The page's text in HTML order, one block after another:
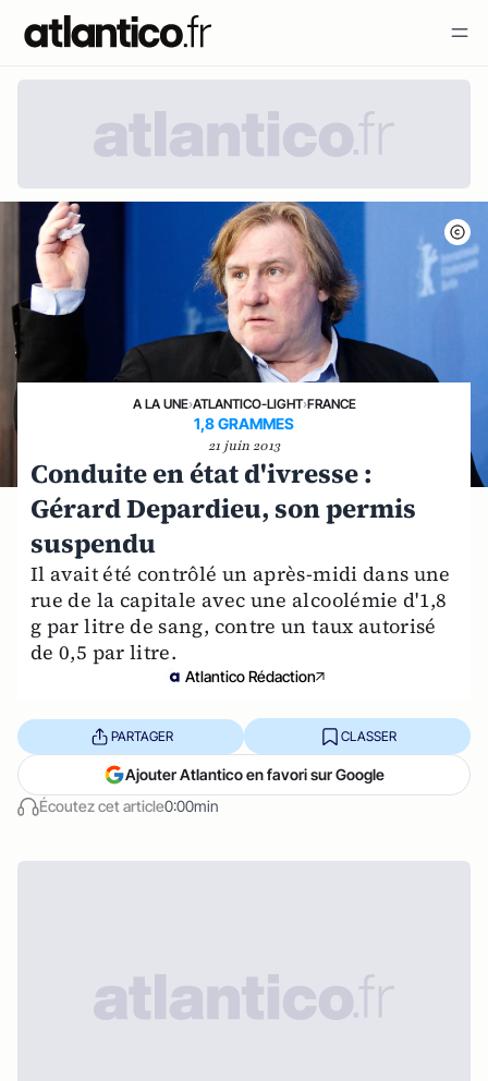
A LA UNE›ATLANTICO-LIGHT›FRANCE
1,8 GRAMMES
21 juin 2013
Conduite en état d'ivresse :
Gérard Depardieu, son permis
suspendu
Il avait été contrôlé un après-midi dans une
rue de la capitale avec une alcoolémie d'1,8
g par litre de sang, contre un taux autorisé
de 0,5 par litre.
Atlantico Rédaction
Écoutez cet article0:00min
PARTAGER CLASSER
Ajouter Atlantico en favori sur Google